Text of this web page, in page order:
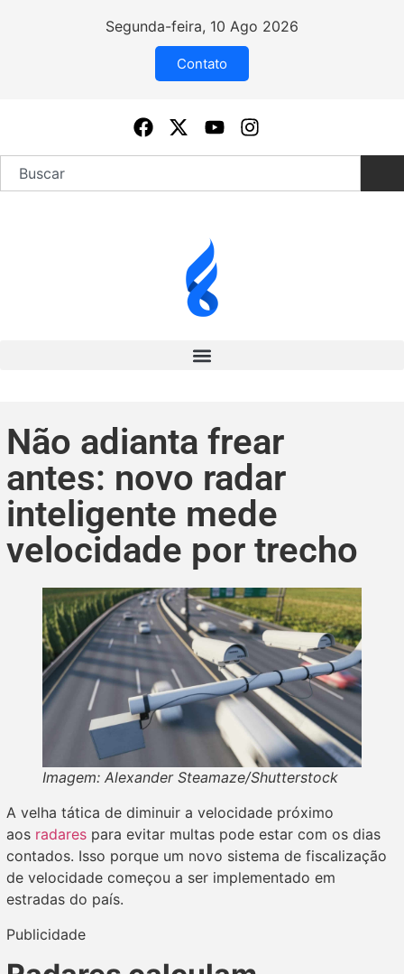
Segunda-feira, 10 Ago 2026
Contato
Não adianta frear
antes: novo radar
inteligente mede
velocidade por trecho
Imagem: Alexander Steamaze/Shutterstock
A velha tática de diminuir a velocidade próximo
aos radares para evitar multas pode estar com os dias
contados. Isso porque um novo sistema de fiscalização
de velocidade começou a ser implementado em
estradas do país.
Publicidade